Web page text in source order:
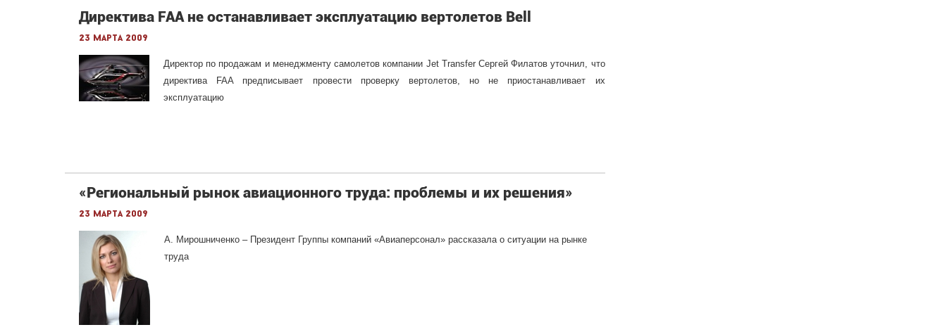
Директива FAA не останавливает эксплуатацию вертолетов Bell
23 марта 2009
Директор по продажам и менеджменту самолетов компании Jet Transfer Сергей Филатов уточнил, что
директива FAA предписывает провести проверку вертолетов, но не приостанавливает их
эксплуатацию
«Региональный рынок авиационного труда: проблемы и их решения»
23 марта 2009
А. Мирошниченко – Президент Группы компаний «Авиаперсонал» рассказала о ситуации на рынке
труда